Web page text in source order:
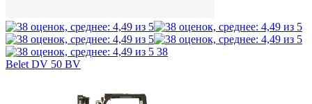
38
Belet DV 50 BV